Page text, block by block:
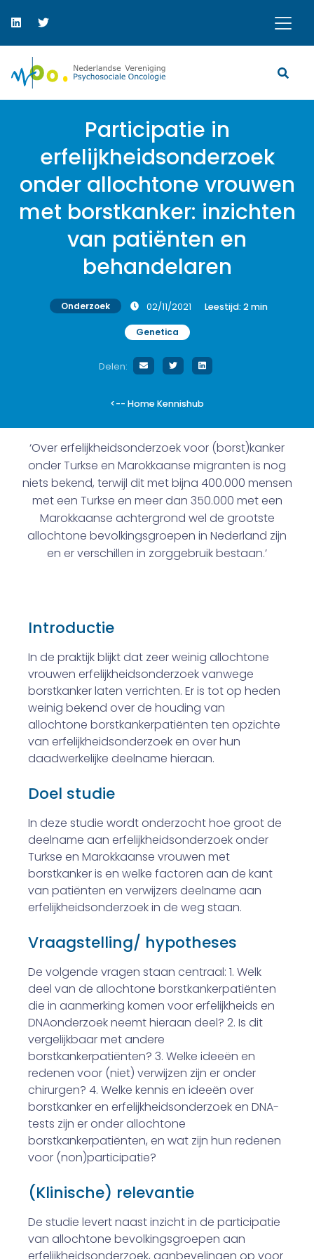
Participatie in
erfelijkheidsonderzoek
onder allochtone vrouwen
met borstkanker: inzichten
van patiënten en
behandelaren
Onderzoek 02/11/2021 Leestijd: 2min
Genetica
Delen:
<-- Home Kennishub
‘Over erfelijkheidsonderzoek voor (borst)kanker
onder Turkse en Marokkaanse migranten is nog
niets bekend, terwijl dit met bijna 400.000 mensen
met een Turkse en meer dan 350.000 met een
Marokkaanse achtergrond wel de grootste
allochtone bevolkingsgroepen in Nederland zijn
en er verschillen in zorggebruik bestaan.’
Introductie
In de praktijk blijkt dat zeer weinig allochtone
vrouwen erfelijkheidsonderzoek vanwege
borstkanker laten verrichten. Er is tot op heden
weinig bekend over de houding van
allochtone borstkankerpatiënten ten opzichte
van erfelijkheids­onderzoek en over hun
daadwerkelijke deelname hieraan.
Doel studie
In deze studie wordt onderzocht hoe groot de
deelname aan erfelijkheidsonderzoek onder
Turkse en Marokkaanse vrouwen met
borstkanker is en welke factoren aan de kant
van patiënten en verwijzers deelname aan
erfelijkheids­onderzoek in de weg staan.
Vraagstelling/ hypotheses
De volgende vragen staan centraal: 1. Welk
deel van de allochtone borstkankerpatiënten
die in aanmerking komen voor erfelijkheids­ en
DNA­onderzoek neemt hieraan deel? 2. Is dit
vergelijkbaar met andere
borstkankerpatiënten? 3. Welke ideeën en
redenen voor (niet) verwijzen zijn er onder
chirurgen? 4. Welke kennis en ideeën over
borstkanker en erfelijkheidsonderzoek en DNA­
tests zijn er onder allochtone
borstkankerpatiënten, en wat zijn hun redenen
voor (non)­participatie?
(Klinische) relevantie
De studie levert naast inzicht in de participatie
van allochtone bevolkingsgroepen aan
erfelijkheidsonderzoek, aan­bevelingen op voor